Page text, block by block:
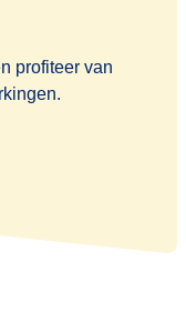
profiteer van